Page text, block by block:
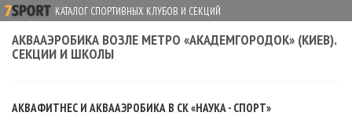
КАТАЛОГ СПОРТИВНЫХ КЛУБОВ И СЕКЦИЙ
АКВААЭРОБИКА ВОЗЛЕ МЕТРО «АКАДЕМГОРОДОК» (КИЕВ).
СЕКЦИИ И ШКОЛЫ
АКВАФИТНЕС И АКВААЭРОБИКА В СК «НАУКА - СПОРТ»